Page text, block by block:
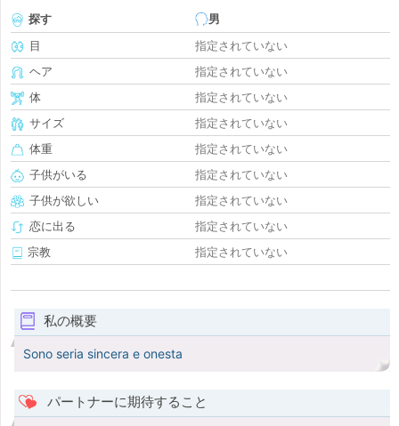
探す
男
目
指定されていない
ヘア
指定されていない
体
指定されていない
サイズ
指定されていない
体重
指定されていない
子供がいる
指定されていない
子供が欲しい
指定されていない
恋に出る
指定されていない
宗教
指定されていない
私の概要
Sono seria sincera e onesta
パートナーに期待すること